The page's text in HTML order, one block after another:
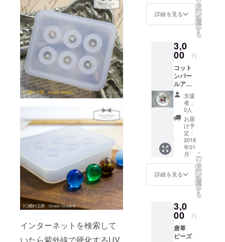
インターネットを検索して
場合は
ロゴ
マーク
や屋号
データ
をお願
いしま
す。 も
し特定
の商品
に使用
して欲
しい或
いはし
て欲し
くない
という
ことが
あれば
事前に
連絡願
品にも
付属す
る事が
ありま
すが、
詳細を見る
タ
ー
ン
を
選
択
す
る
3,0
00 円
コット
ンパー
ルア
ミュ
レット
スト
ラップ
シリー
(ホワイ
ト)、
2(ブ
ラッ
ク)、
3(アメ
ジス
4(レッ
ド)、5
号(シャ
ンパン)
これら
支援
者：
0人
お届
け予
定：
2018
年01
月
詳細を見る
こ
の
リ
タ
ー
ン
を
選
択
す
る
3,0
00 円
唐草
ビーズ